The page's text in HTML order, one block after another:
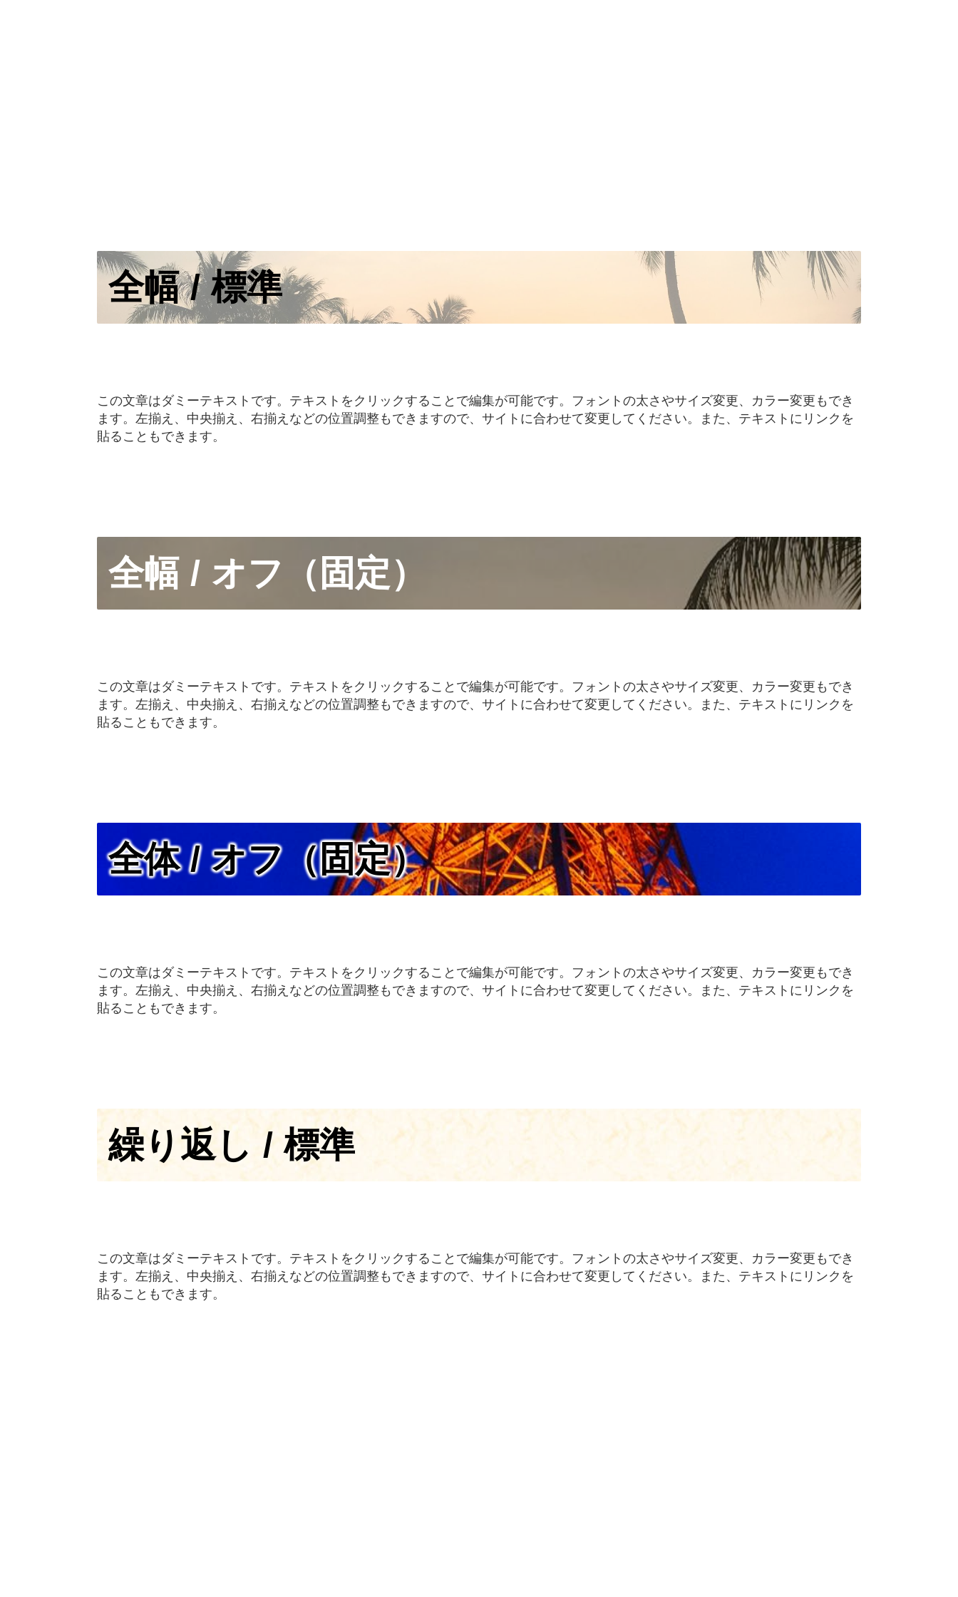
全幅 / 標準
この文章はダミーテキストです。テキストをクリックすることで編集が可能です。フォントの太さやサイズ変更、カラー変更もでき
ます。左揃え、中央揃え、右揃えなどの位置調整もできますので、サイトに合わせて変更してください。また、テキストにリンクを
貼ることもできます。
全幅 / オフ（固定）
この文章はダミーテキストです。テキストをクリックすることで編集が可能です。フォントの太さやサイズ変更、カラー変更もでき
ます。左揃え、中央揃え、右揃えなどの位置調整もできますので、サイトに合わせて変更してください。また、テキストにリンクを
貼ることもできます。
全体 / オフ（固定）
この文章はダミーテキストです。テキストをクリックすることで編集が可能です。フォントの太さやサイズ変更、カラー変更もでき
ます。左揃え、中央揃え、右揃えなどの位置調整もできますので、サイトに合わせて変更してください。また、テキストにリンクを
貼ることもできます。
繰り返し / 標準
この文章はダミーテキストです。テキストをクリックすることで編集が可能です。フォントの太さやサイズ変更、カラー変更もでき
ます。左揃え、中央揃え、右揃えなどの位置調整もできますので、サイトに合わせて変更してください。また、テキストにリンクを
貼ることもできます。